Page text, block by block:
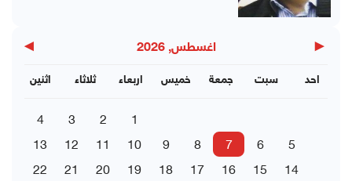
◀ اغسطس, 2026 ▶
اثنين ثلاثاء اربعاء خميس جمعة سبت احد
1
2
3
4
5
6
7
8
9
10
11
12
13
14
15
16
17
18
19
20
21
22